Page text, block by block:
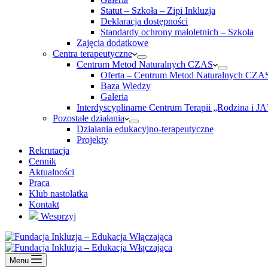
Statut – Szkoła – Zipi Inkluzja
Deklaracja dostępności
Standardy ochrony małoletnich – Szkoła
Zajęcia dodatkowe
Centra terapeutyczne
Centrum Metod Naturalnych CZAS
Oferta – Centrum Metod Naturalnych
Baza Wiedzy
Galeria
Interdyscyplinarne Centrum Terapii „Rodzina i
Pozostałe działania
Działania edukacyjno-terapeutyczne
Projekty
Rekrutacja
Cennik
Aktualności
Praca
Klub nastolatka
Kontakt
Wesprzyj
Menu